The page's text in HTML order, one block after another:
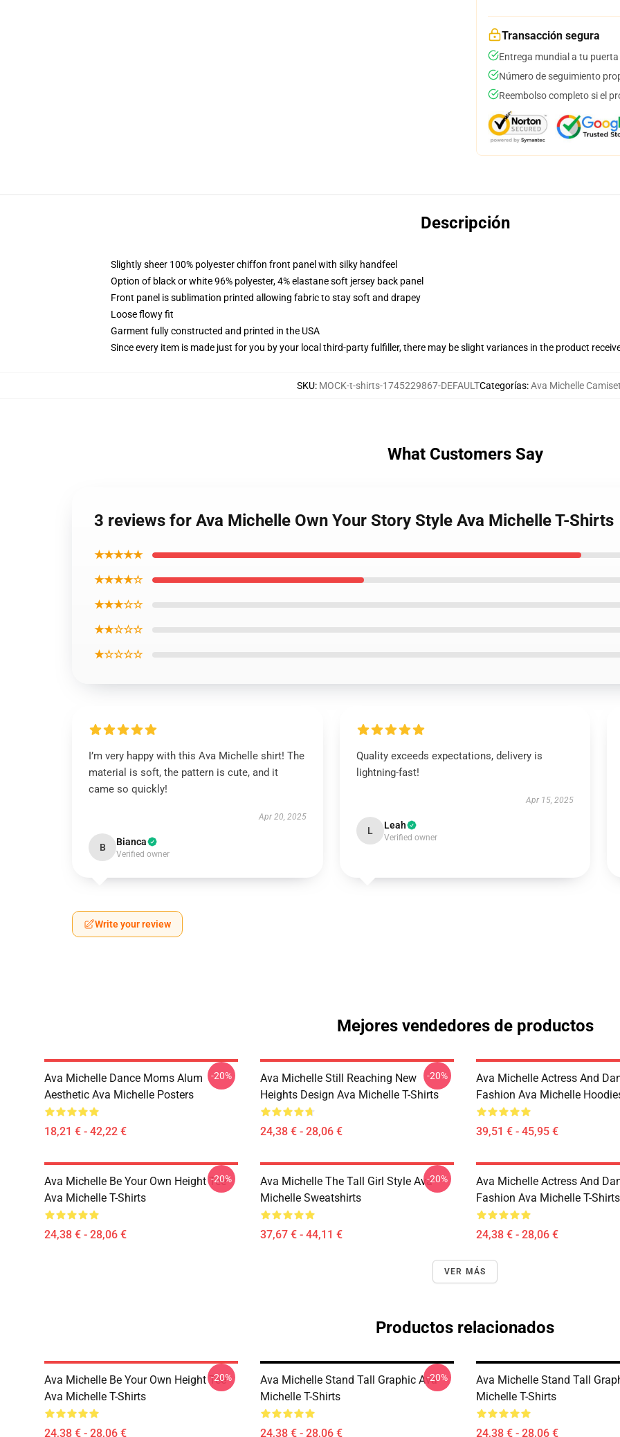
Transacción segura
Entrega mundial a tu puerta
Número de seguimiento
Reembolso completo si el
Descripción
Slightly sheer 100% polyester chiffon front panel with silky handfeel
Option of black or white 96% polyester, 4% elastane soft jersey back panel
Front panel is sublimation printed allowing fabric to stay soft and drapey
Loose flowy fit
Garment fully constructed and printed in the USA
Since every item is made just for you by your local third-party fulfiller, there may be slight variances in the product
SKU: MOCK-t-shirts-1745229867-DEFAULTCategorías:Ava Michelle
What Customers Say
3 reviews for Ava Michelle Own Your Story Style Ava Michelle T-Shirts
★★★★★
★★★★☆
★★★☆☆
★★☆☆☆
★☆☆☆☆
I’m very happy with this Ava Michelle shirt! The
material is soft, the pattern is cute, and it
came so quickly!
Apr 20, 2025
B Bianca
Verified owner
Quality exceeds expectations, delivery is
lightning-fast!
Apr 15, 2025
L Leah
Verified owner
Write your review
Mejores vendedores de productos
Ava Michelle Dance Moms Alum
Aesthetic Ava Michelle Posters
18,21 € - 42,22 €
-20%
Ava Michelle Still Reaching New
Heights Design Ava Michelle T-Shirts
24,38 € - 28,06 €
-20%
Ava Michelle Actress And
Fashion Ava Michelle
39,51 € - 45,95 €
Ava Michelle Be Your Own Height Tee
Ava Michelle T-Shirts
24,38 € - 28,06 €
-20%
Ava Michelle The Tall Girl Style Ava
Michelle Sweatshirts
37,67 € - 44,11 €
-20%
Ava Michelle Actress And
Fashion Ava Michelle T-Shirts
24,38 € - 28,06 €
VER MÁS
Productos relacionados
Ava Michelle Be Your Own Height Tee
Ava Michelle T-Shirts
24,38 € - 28,06 €
-20%
Ava Michelle Stand Tall Graphic Ava
Michelle T-Shirts
24,38 € - 28,06 €
-20%
Ava Michelle Stand Tall
Michelle T-Shirts
24,38 € - 28,06 €